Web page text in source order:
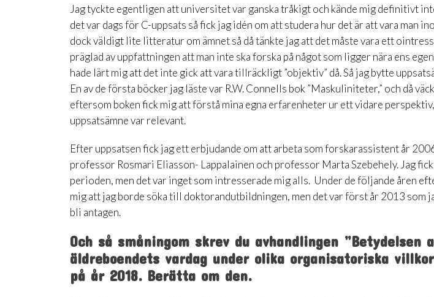
Jag tyckte egentligen att universitet var ganska tråkigt och kände mig definitivt
det var dags för C-uppsats så fick jag idén om att studera hur det är att vara man
dock väldigt lite litteratur om ämnet så då tänkte jag att det måste vara ett
präglad av uppfattningen att man inte ska forska på något som ligger nära ens
hade lärt mig att det inte gick att vara tillräckligt ”objektiv” då. Så jag bytte
En av de första böcker jag läste var R.W. Connells bok ”Maskuliniteter,” och då
eftersom boken fick mig att förstå mina egna erfarenheter ur ett vidare
uppsatsämne var relevant.
Efter uppsatsen fick jag ett erbjudande om att arbeta som forskarassistent år
professor Rosmari Eliasson- Lappalainen och professor Marta Szebehely. Jag
perioden, men det var inget som intresserade mig alls. Under de följande åren
mig att jag borde söka till doktorandutbildningen, men det var först år 2013 som
bli antagen.
Och så småningom skrev du avhandlingen ”Betydelsen
äldreboendets vardag under olika organisatoriska
på år 2018. Berätta om den.